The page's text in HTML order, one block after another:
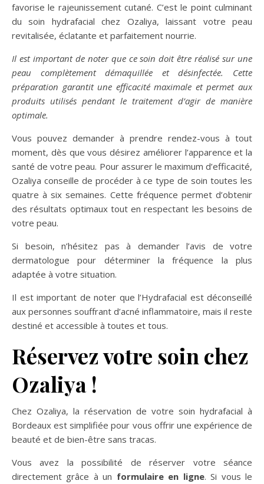
favorise le rajeunissement cutané. C’est le point culminant
du soin hydrafacial chez Ozaliya, laissant votre peau
revitalisée, éclatante et parfaitement nourrie.
Il est important de noter que ce soin doit être réalisé sur une
peau complètement démaquillée et désinfectée. Cette
préparation garantit une efficacité maximale et permet aux
produits utilisés pendant le traitement d’agir de manière
optimale.
Vous pouvez demander à prendre rendez-vous à tout
moment, dès que vous désirez améliorer l’apparence et la
santé de votre peau. Pour assurer le maximum d’efficacité,
Ozaliya conseille de procéder à ce type de soin toutes les
quatre à six semaines. Cette fréquence permet d’obtenir
des résultats optimaux tout en respectant les besoins de
votre peau.
Si besoin, n’hésitez pas à demander l’avis de votre
dermatologue pour déterminer la fréquence la plus
adaptée à votre situation.
Il est important de noter que l’Hydrafacial est déconseillé
aux personnes souffrant d’acné inflammatoire, mais il reste
destiné et accessible à toutes et tous.
Réservez votre soin chez
Ozaliya !
Chez Ozaliya, la réservation de votre soin hydrafacial à
Bordeaux est simplifiée pour vous offrir une expérience de
beauté et de bien-être sans tracas.
Vous avez la possibilité de réserver votre séance
directement grâce à un formulaire en ligne. Si vous le